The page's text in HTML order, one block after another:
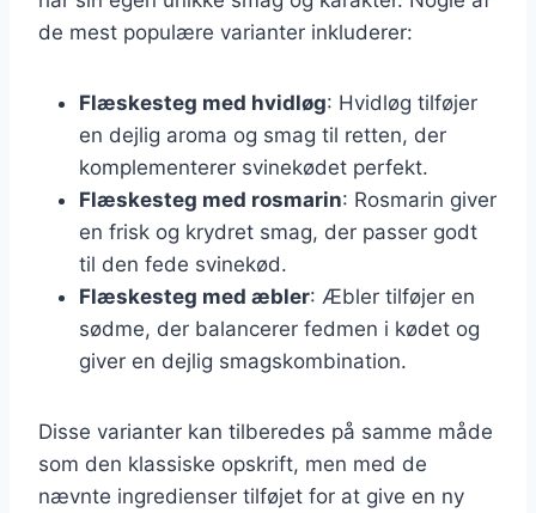
de mest populære varianter inkluderer:
Flæskesteg med hvidløg: Hvidløg tilføjer
en dejlig aroma og smag til retten, der
komplementerer svinekødet perfekt.
Flæskesteg med rosmarin: Rosmarin giver
en frisk og krydret smag, der passer godt
til den fede svinekød.
Flæskesteg med æbler: Æbler tilføjer en
sødme, der balancerer fedmen i kødet og
giver en dejlig smagskombination.
Disse varianter kan tilberedes på samme måde
som den klassiske opskrift, men med de
nævnte ingredienser tilføjet for at give en ny